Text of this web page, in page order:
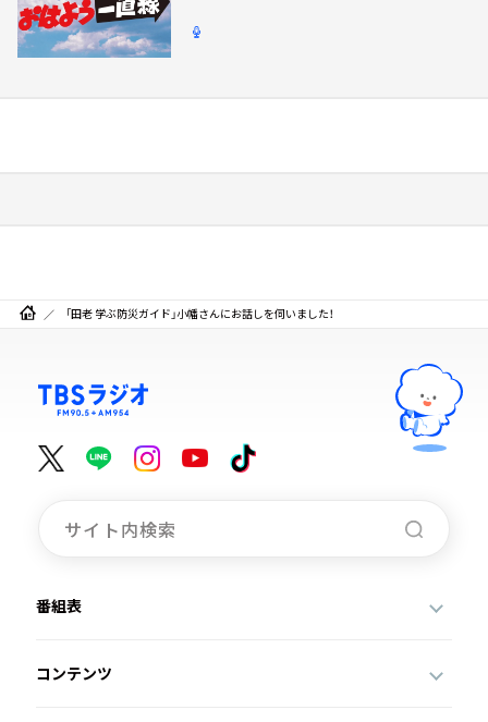
「田老 学ぶ防災ガイド」小幡さんにお話しを伺いました！
番組表
コンテンツ